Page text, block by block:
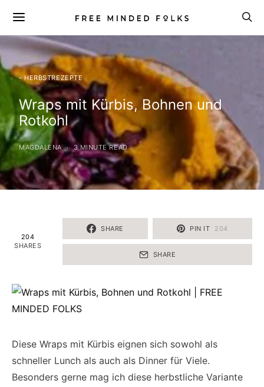
- HERBSTREZEPTE
Wraps mit Kürbis, Bohnen und
Rotkohl
MAGDALENA 3 MINUTE READ
204
SHARES
SHARE PIN IT 204
SHARE
Diese Wraps mit Kürbis eignen sich sowohl als
schneller Lunch als auch als Dinner für Viele.
Besonders gerne mag ich diese herbstliche Variante